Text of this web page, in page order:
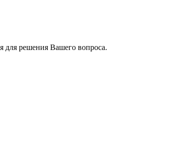
для решения Вашего вопроса.